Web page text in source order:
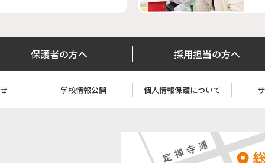
保護者の方へ 採用担当の方へ
学校情報公開 個人情報保護について